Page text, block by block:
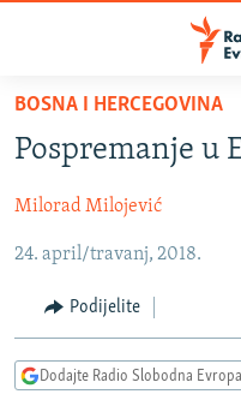
Pređite
glavni
Pređite
na
navigaciju
Pređite
na
pretragu
BOSNA I HERCEGOVINA
SRBIJA
KOSOVO
CRNA GORA
VIZUELNO
VIDEO
PODCASTI
BOSNA I HERCEGOVINA
Pospremanje u
Milorad Milojević
24. april/travanj, 2018.
Podijelite
Dodajte Radio Slobodna